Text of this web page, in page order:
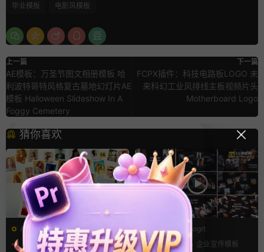
毕业模板
电影风模板
上一篇
AE模板：万圣节图文相册模板 哈
利波特哥特风格复古墓地幻灯片AE
模板 Halloween Slideshow In A
Foggy Cemetery
下一篇
FCPX插件：科技电路板LOGO 未
来科幻工业风排线主板视频片头
Motherboard Logo
猜你喜欢
AE模板
LOGO动画
三维 幻灯片
PR基本图形mogrt
PR基本图形
企业宣传模板